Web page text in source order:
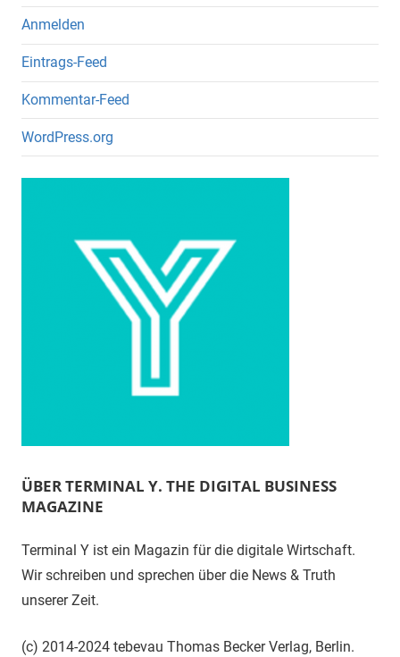
Anmelden
Eintrags-Feed
Kommentar-Feed
WordPress.org
ÜBER TERMINAL Y. THE DIGITAL BUSINESS
MAGAZINE
Terminal Y ist ein Magazin für die digitale Wirtschaft.
Wir schreiben und sprechen über die News & Truth
unserer Zeit.
(c) 2014-2024 tebevau Thomas Becker Verlag, Berlin.